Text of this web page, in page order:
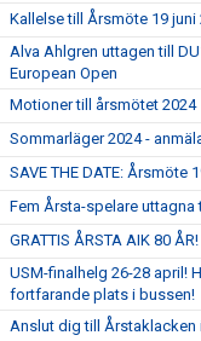
Kallelse till Årsmöte 19 juni
Alva Ahlgren uttagen till
European Open
Motioner till årsmötet 2024
Sommarläger 2024 -
SAVE THE DATE: Årsmöte
Fem Årsta-spelare
GRATTIS ÅRSTA AIK 80 ÅR!
USM-finalhelg 26-28 april!
fortfarande plats i bussen!
Anslut dig till Årstaklacken